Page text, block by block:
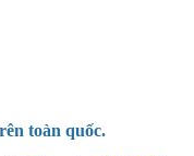
toàn quốc.